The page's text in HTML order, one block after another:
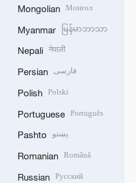
Mongolian Монгол
Myanmar မြန်မာဘာသာ
Nepali नेपाली
Persian فارسی
Polish Polski
Portuguese Português
Pashto پښتو
Romanian Română
Russian Русский